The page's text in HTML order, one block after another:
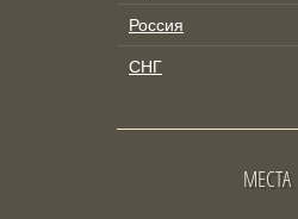
Россия
СНГ
МЕСТА